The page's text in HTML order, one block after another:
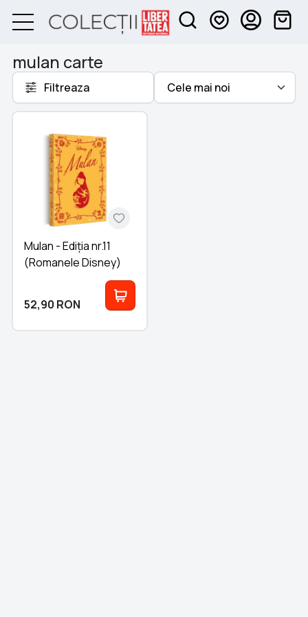
mulan carte
Filtreaza
Mulan - Ediția nr.11
(Romanele Disney)
52,90 RON